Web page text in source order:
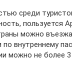
среди
пользуется
можно
по внутреннему
можно не более 3